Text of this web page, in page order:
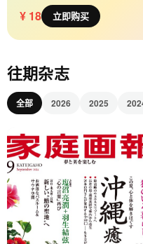
¥ 18 立即购买
往期杂志
全部 2026 2025